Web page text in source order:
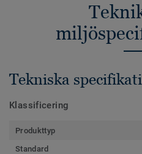
Tekniska
Klassificering
Produkttyp
Standard